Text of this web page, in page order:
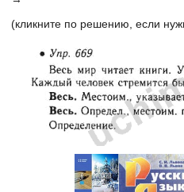
(кликните по решению, если